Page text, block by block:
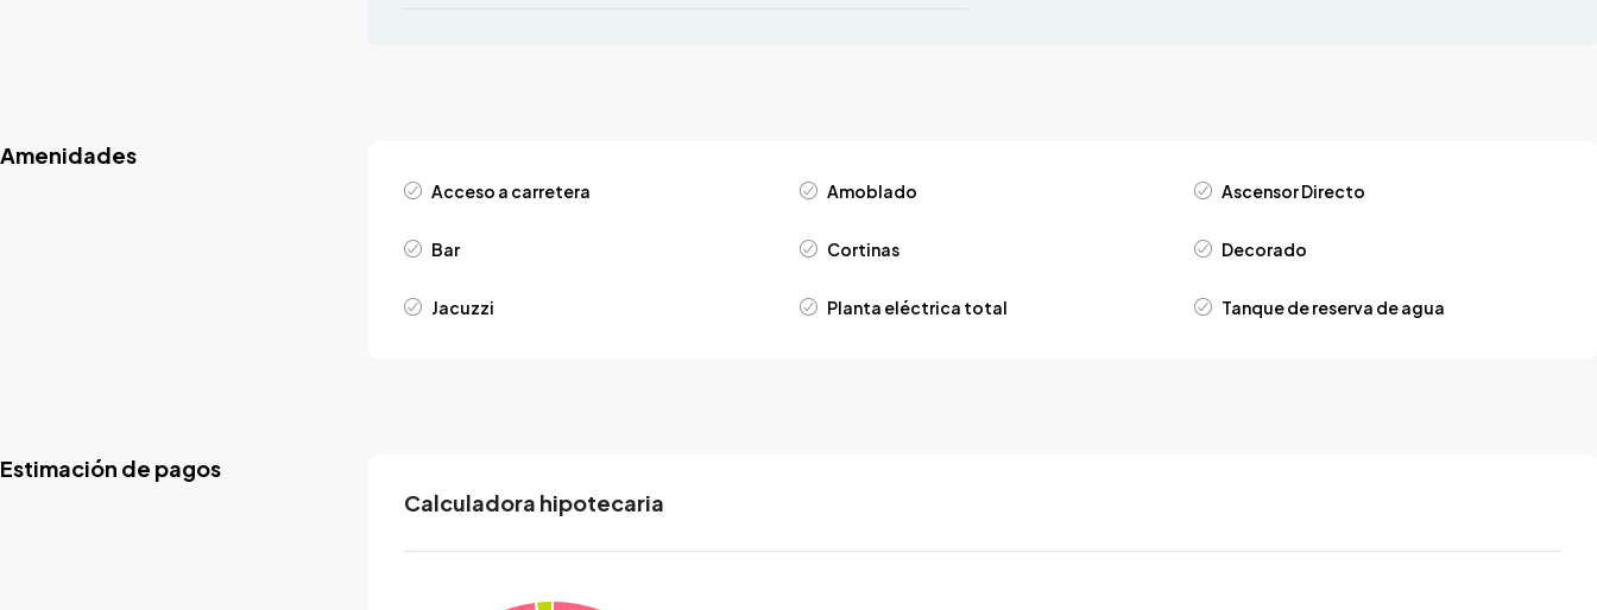
Amenidades
Acceso a carretera Amoblado Ascensor Directo
Bar Cortinas Decorado
Jacuzzi Planta eléctrica total Tanque de reserva de agua
Estimación de pagos
Calculadora hipotecaria